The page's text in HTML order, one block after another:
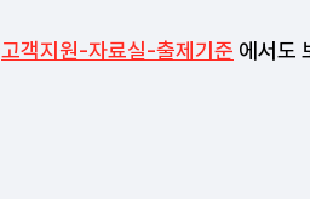
고객지원-자료실-출제기준 에서도